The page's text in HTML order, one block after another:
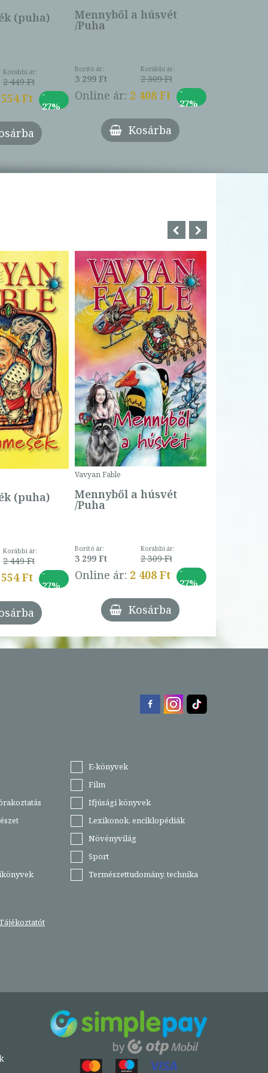
(puha)
Korábbi ár:
2 449 Ft
Ft
-
27%
Mennyből a húsvét
/Puha
Borító ár:
3 299 Ft
Korábbi ár:
2 309 Ft
Online ár: 2 408 Ft
-
27%
Kosárba
(puha)
Korábbi ár:
2 449 Ft
Ft
-
27%
Vavyan Fable
Mennyből a húsvét
/Puha
Borító ár:
3 299 Ft
Korábbi ár:
2 309 Ft
Online ár: 2 408 Ft
-
27%
Kosárba
E-könyvek
Film
Ifjúsági könyvek
Lexikonok, enciklopédiák
Növényvilág
Sport
Természettudomány, technika